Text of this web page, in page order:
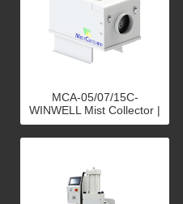
MCA-05/07/15C-
WINWELL Mist Collector |
文威 油霧回收機 MCA系
列